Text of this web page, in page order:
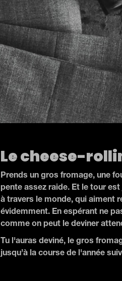
Le cheese-
Prends un gros fromage, une
pente assez raide. Et le tour
à travers le monde, qui aiment
évidemment. En espérant ne
comme on peut le deviner
Tu l'auras deviné, le gros
jusqu’à la course de l'année